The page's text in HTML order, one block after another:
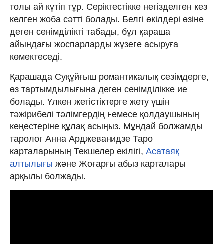
толы ай күтіп тұр. Серіктестікке негізделген кез
келген жоба сәтті болады. Белгі өкілдері өзіне
деген сенімділікті табады, бұл қараша
айындағы жоспарларды жүзеге асыруға
көмектеседі.
Қарашада Суқұйғыш романтикалық сезімдерге,
өз тартымдылығына деген сенімділікке ие
болады. Үлкен жетістіктерге жету үшін
тәжірибелі тәлімгердің немесе қолдаушының
кеңестеріне құлақ асыңыз. Мұндай болжамды
таролог Анна Арджеванидзе Таро
карталарының Текшелер екілігі, Асатаяқ
алтылығы және Жоғарғы абыз карталары
арқылы болжады.